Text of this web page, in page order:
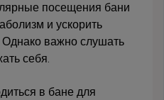
посещения бани
и ускорить
важно слушать
себя.
в бане для